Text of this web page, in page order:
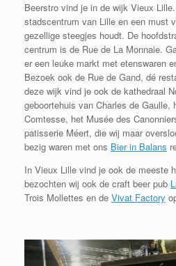
Beerstro vind je in de wijk Vieux
stadscentrum van Lille en een must
gezellige steegjes houdt. De
centrum is de Rue de La Monnaie.
er een leuke markt met etenswaren
Bezoek ook de Rue de Gand, dé
deze wijk vind je ook de kathedraal
geboortehuis van Charles de Gaulle,
Comtesse, het Musée des
patisserie Méert, die wij maar
bezig waren met ons Bier in Balans
In Vieux Lille vind je ook de meeste
bezochten wij ook de craft beer pub
Trois Mollettes en de Vivat Factory